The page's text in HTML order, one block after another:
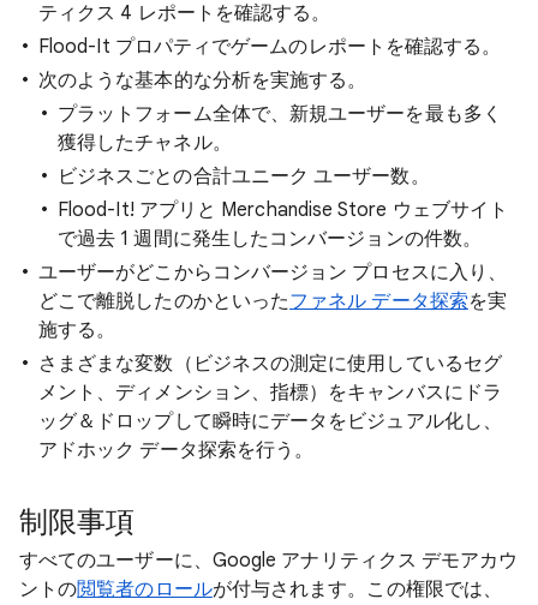
ティクス 4 レポートを確認する。
Flood-It プロパティでゲームのレポートを確認する。
次のような基本的な分析を実施する。
プラットフォーム全体で、新規ユーザーを最も多く
獲得したチャネル。
ビジネスごとの合計ユニーク ユーザー数。
Flood-It! アプリと Merchandise Store ウェブサイト
で過去 1 週間に発生したコンバージョンの件数。
ユーザーがどこからコンバージョン プロセスに入り、
どこで離脱したのかといったファネル データ探索を実
施する。
さまざまな変数（ビジネスの測定に使用しているセグ
メント、ディメンション、指標）をキャンバスにドラ
ッグ＆ドロップして瞬時にデータをビジュアル化し、
アドホック データ探索を行う。
制限事項
すべてのユーザーに、Google アナリティクス デモアカウ
ントの閲覧者のロールが付与されます。この権限では、